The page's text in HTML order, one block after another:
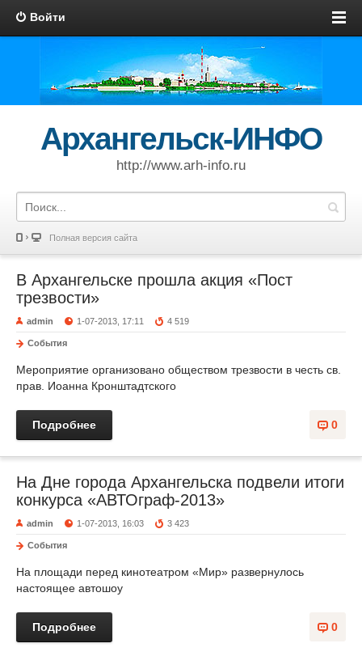
Войти
Архангельск-ИНФО
http://www.arh-info.ru
Полная версия сайта
В Архангельске прошла акция «Пост
трезвости»
admin 1-07-2013, 17:11 4 519
События
Мероприятие организовано обществом трезвости в честь св.
прав. Иоанна Кронштадтского
0
Подробнее
На Дне города Архангельска подвели итоги
конкурса «АВТОграф-2013»
admin 1-07-2013, 16:03 3 423
События
На площади перед кинотеатром «Мир» развернулось
настоящее автошоу
0
Подробнее